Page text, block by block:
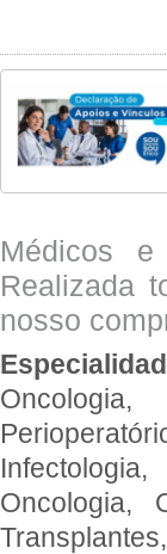
Médicos
Realizada
nosso
Oncologia,